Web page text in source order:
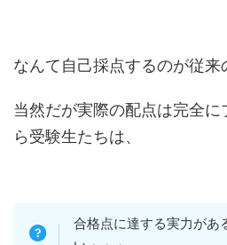
なんて自己採点するのが従来
当然だが実際の配点は完全
ら受験生たちは、
合格点に達する実力があ